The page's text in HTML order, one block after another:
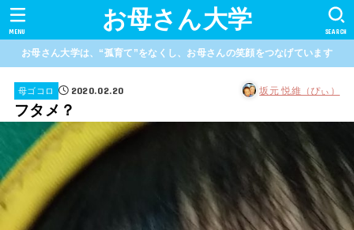
お母さん大学 SEARCH
MENU
お母さん大学は、“孤育て”をなくし、お母さんの笑顔をつなげています
母ゴコロ 2020.02.20 坂元 悦維（ぴぃ）
フタメ？